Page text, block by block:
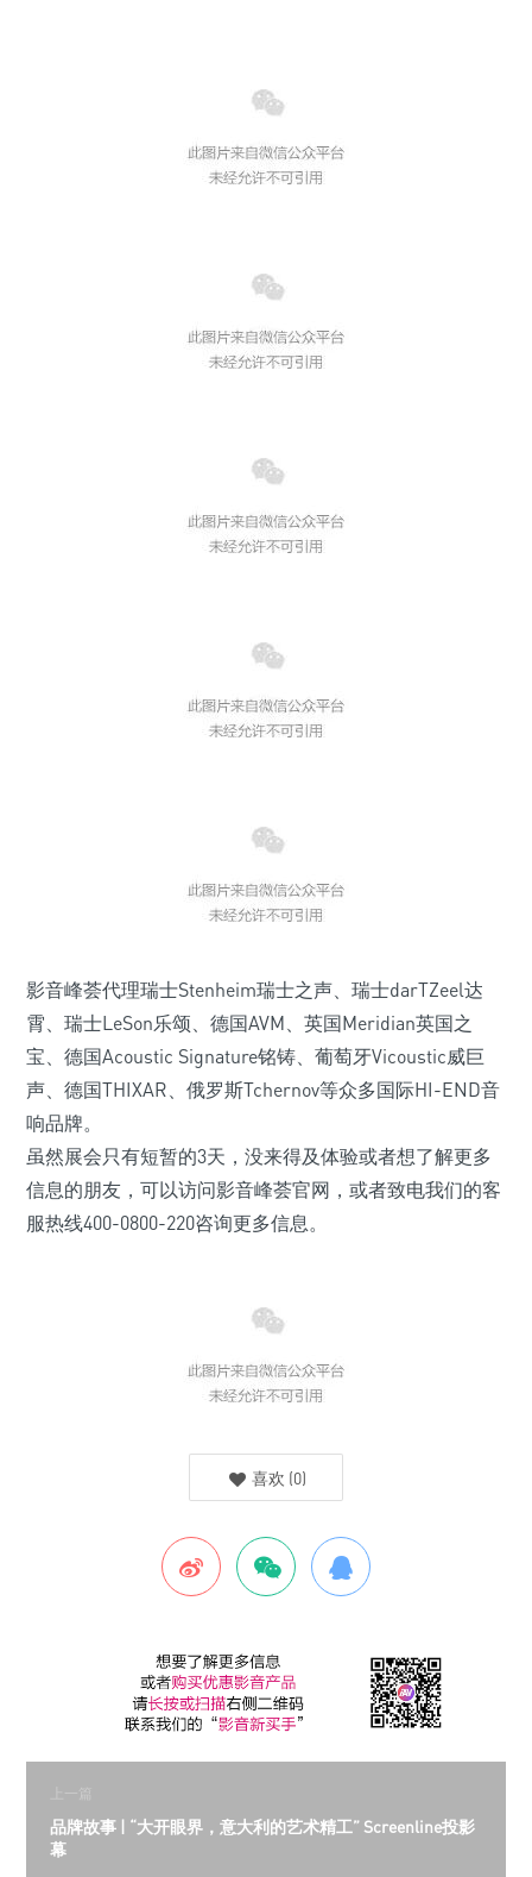
影音峰荟代理瑞士Stenheim瑞士之声、瑞士darTZeel达
霄、瑞士LeSon乐颂、德国AVM、英国Meridian英国之
宝、德国Acoustic Signature铭铸、葡萄牙Vicoustic威巨
声、德国THIXAR、俄罗斯Tchernov等众多国际HI-END音
响品牌。
虽然展会只有短暂的3天，没来得及体验或者想了解更多
信息的朋友，可以访问影音峰荟官网，或者致电我们的客
服热线400-0800-220咨询更多信息。
喜欢 (0)
上一篇
品牌故事 | “大开眼界，意大利的艺术精工” Screenline投影
幕